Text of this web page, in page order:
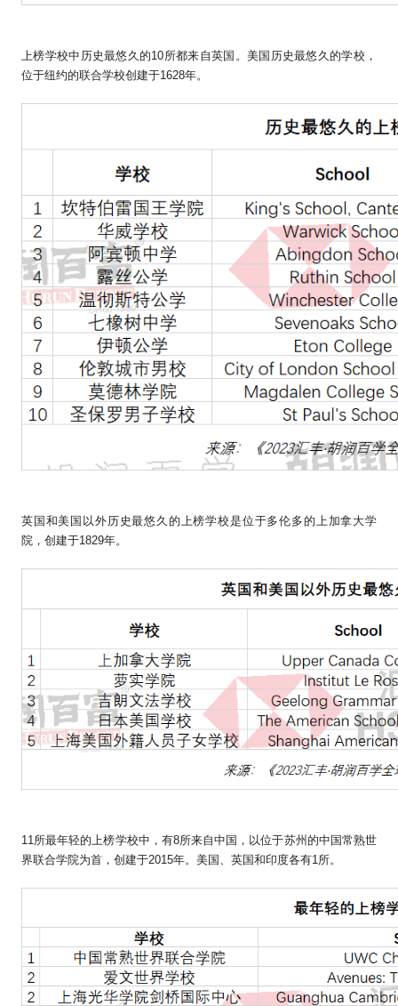
上榜学校中历史最悠久的10所都来自英国。美国历史最悠久的学校，
位于纽约的联合学校创建于1628年。
英国和美国以外历史最悠久的上榜学校是位于多伦多的上加拿大学
院，创建于1829年。
11所最年轻的上榜学校中，有8所来自中国，以位于苏州的中国常熟世
界联合学院为首，创建于2015年。美国、英国和印度各有1所。